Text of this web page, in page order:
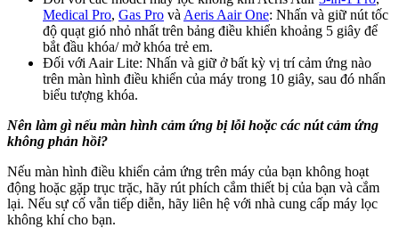
Medical Pro, Gas Pro và Aeris Aair One: Nhấn và giữ nút tốc
độ quạt gió nhỏ nhất trên bảng điều khiển khoảng 5 giây để
bắt đầu khóa/ mở khóa trẻ em.
Đối với Aair Lite: Nhấn và giữ ở bất kỳ vị trí cảm ứng nào
trên màn hình điều khiển của máy trong 10 giây, sau đó nhấn
biểu tượng khóa.
Nên làm gì nếu màn hình cảm ứng bị lỗi hoặc các nút cảm ứng
không phản hồi?
Nếu màn hình điều khiển cảm ứng trên máy của bạn không hoạt
động hoặc gặp trục trặc, hãy rút phích cắm thiết bị của bạn và cắm
lại. Nếu sự cố vẫn tiếp diễn, hãy liên hệ với nhà cung cấp máy lọc
không khí cho bạn.